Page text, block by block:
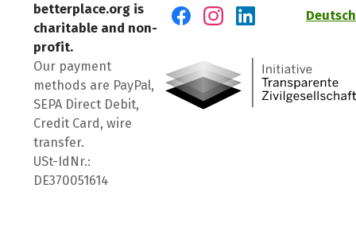
betterplace.org is
charitable and non-
profit.
Our payment
methods are PayPal,
SEPA Direct Debit,
Credit Card, wire
transfer.
USt-IdNr.:
DE370051614
Deutsch